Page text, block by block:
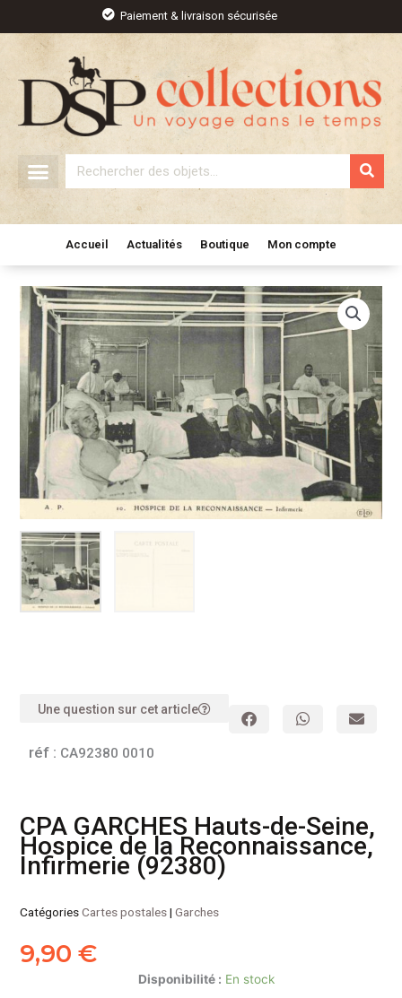
contenu
Paiement & livraison sécurisée
Rechercher
Accueil Actualités Boutique Mon compte
Une question sur cet article
réf : CA92380 0010
CPA GARCHES Hauts-de-Seine,
Hospice de la Reconnaissance,
Infirmerie (92380)
CatégoriesCartes postales|Garches
9,90€
Disponibilité : En stock